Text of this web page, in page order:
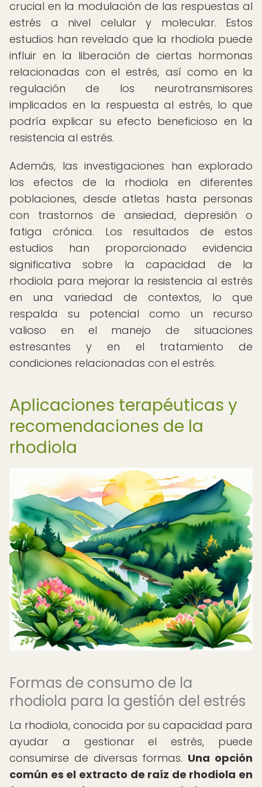
crucial en la modulación de las respuestas al
estrés a nivel celular y molecular. Estos
estudios han revelado que la rhodiola puede
influir en la liberación de ciertas hormonas
relacionadas con el estrés, así como en la
regulación de los neurotransmisores
implicados en la respuesta al estrés, lo que
podría explicar su efecto beneficioso en la
resistencia al estrés.
Además, las investigaciones han explorado
los efectos de la rhodiola en diferentes
poblaciones, desde atletas hasta personas
con trastornos de ansiedad, depresión o
fatiga crónica. Los resultados de estos
estudios han proporcionado evidencia
significativa sobre la capacidad de la
rhodiola para mejorar la resistencia al estrés
en una variedad de contextos, lo que
respalda su potencial como un recurso
valioso en el manejo de situaciones
estresantes y en el tratamiento de
condiciones relacionadas con el estrés.
Aplicaciones terapéuticas y
recomendaciones de la
rhodiola
Formas de consumo de la
rhodiola para la gestión del estrés
La rhodiola, conocida por su capacidad para
ayudar a gestionar el estrés, puede
consumirse de diversas formas. Una opción
común es el extracto de raíz de rhodiola en